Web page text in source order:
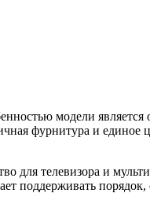
модели является
фурнитура и единое
для телевизора и
поддерживать